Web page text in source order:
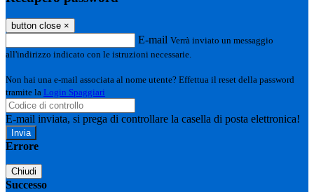
button close ×
E-mail Verrà inviato un messaggio
all'indirizzo indicato con le istruzioni necessarie.
Non hai una e-mail associata al nome utente? Effettua il reset della password
tramite la Login Spaggiari
E-mail inviata, si prega di controllare la casella di posta elettronica!
Errore
Chiudi
Successo